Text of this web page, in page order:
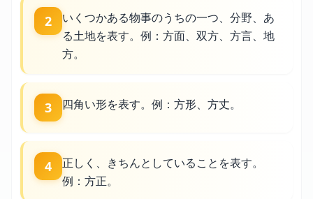
2
いくつかある物事のうちの一つ、分野、あ
る土地を表す。例：方面、双方、方言、地
方。
3 四角い形を表す。例：方形、方丈。
4
正しく、きちんとしていることを表す。
例：方正。